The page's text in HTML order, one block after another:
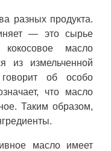
разных продукта.
— это сырье
масло
из измельченной
об особо
что масло
Таким образом,
масло имеет